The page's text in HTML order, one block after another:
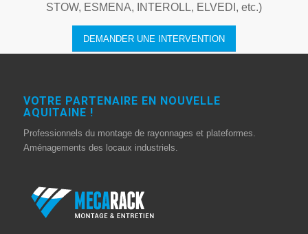
STOW, ESMENA, INTEROLL, ELVEDI, etc.)
DEMANDER UNE INTERVENTION
VOTRE PARTENAIRE EN NOUVELLE
AQUITAINE !
Professionnels du montage de rayonnages et plateformes.
Aménagements des locaux industriels.